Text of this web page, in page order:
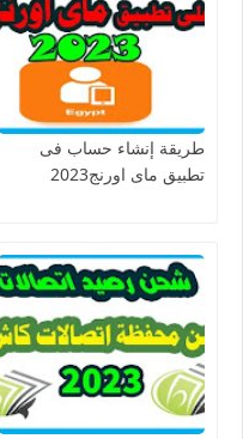
طريقة إنشاء حساب فى
تطبيق ماى اورنج2023